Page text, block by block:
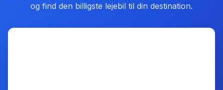
og find den billigste lejebil til din destination.